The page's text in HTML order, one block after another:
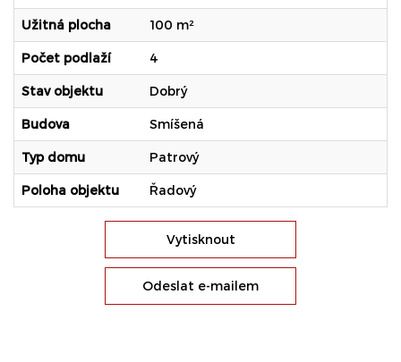
Užitná plocha 100 m²
Počet podlaží 4
Stav objektu Dobrý
Budova Smíšená
Typ domu Patrový
Poloha objektu Řadový
Vytisknout
Odeslat e-mailem